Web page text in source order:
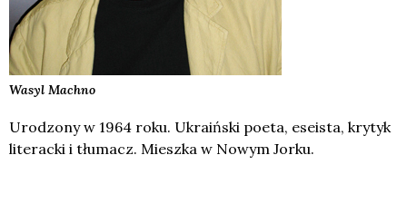
Wasyl Machno
Urodzony w 1964 roku. Ukraiński poeta, eseista, krytyk
literacki i tłumacz. Mieszka w Nowym Jorku.